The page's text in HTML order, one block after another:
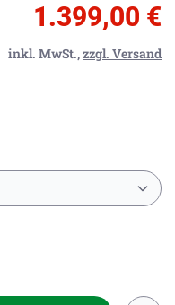
1.399,00 €
inkl. MwSt.,zzgl. Versand